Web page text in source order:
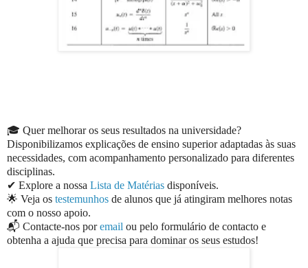
🎓 Quer melhorar os seus resultados na universidade?
Disponibilizamos explicações de ensino superior adaptadas às suas
necessidades, com acompanhamento personalizado para diferentes
disciplinas.
✔ Explore a nossa Lista de Matérias disponíveis.
🌟 Veja os testemunhos de alunos que já atingiram melhores notas
com o nosso apoio.
📬 Contacte-nos poremail ou pelo formulário de contacto e
obtenha a ajuda que precisa para dominar os seus estudos!